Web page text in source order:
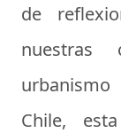
de
nuestras
Chile,